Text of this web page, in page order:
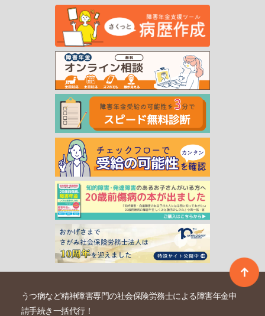
うつ病など精神障害専門の社会保険労務士による障害年金申
請手続き一括代行！